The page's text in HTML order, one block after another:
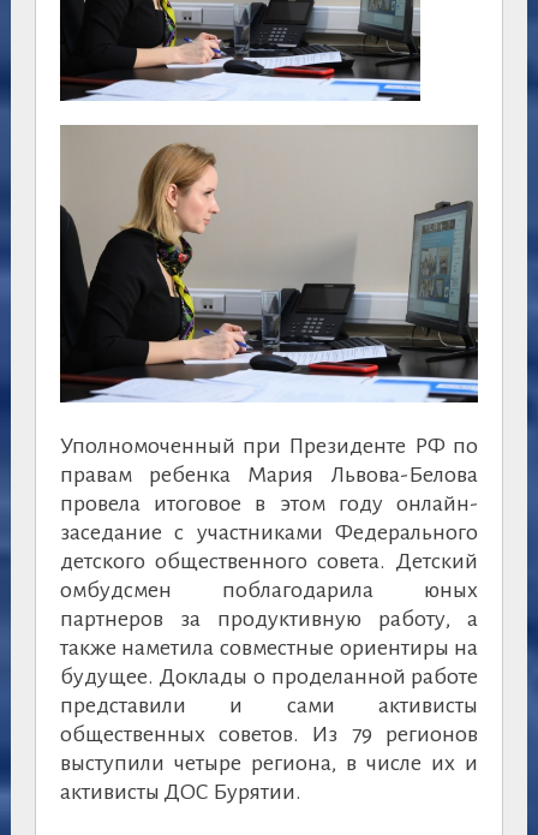
Уполномоченный при Президенте РФ по
правам ребенка Мария Львова-Белова
провела итоговое в этом году онлайн-
заседание с участниками Федерального
детского общественного совета. Детский
омбудсмен поблагодарила юных
партнеров за продуктивную работу, а
также наметила совместные ориентиры на
будущее. Доклады о проделанной работе
представили и сами активисты
общественных советов. Из 79 регионов
выступили четыре региона, в числе их и
активисты ДОС Бурятии.